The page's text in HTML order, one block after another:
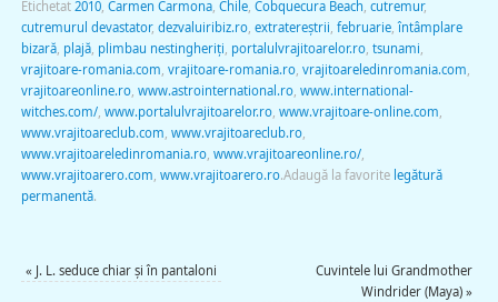
Etichetat 2010, Carmen Carmona, Chile, Cobquecura Beach, cutremur,
cutremurul devastator, dezvaluiribiz.ro, extratereştrii, februarie,întâmplare
bizară, plajă, plimbau nestingheriţi, portalulvrajitoarelor.ro, tsunami,
vrajitoare-romania.com, vrajitoare-romania.ro, vrajitoareledinromania.com,
vrajitoareonline.ro, www.astrointernational.ro, www.international-
witches.com/, www.portalulvrajitoarelor.ro, www.vrajitoare-online.com,
www.vrajitoareclub.com, www.vrajitoareclub.ro,
www.vrajitoareledinromania.ro, www.vrajitoareonline.ro/,
www.vrajitoarero.com, www.vrajitoarero.ro.Adaugă la favorite legătură
permanentă.
« J. L. seduce chiar şi în pantaloni
Cuvintele lui Grandmother
Windrider (Maya)»